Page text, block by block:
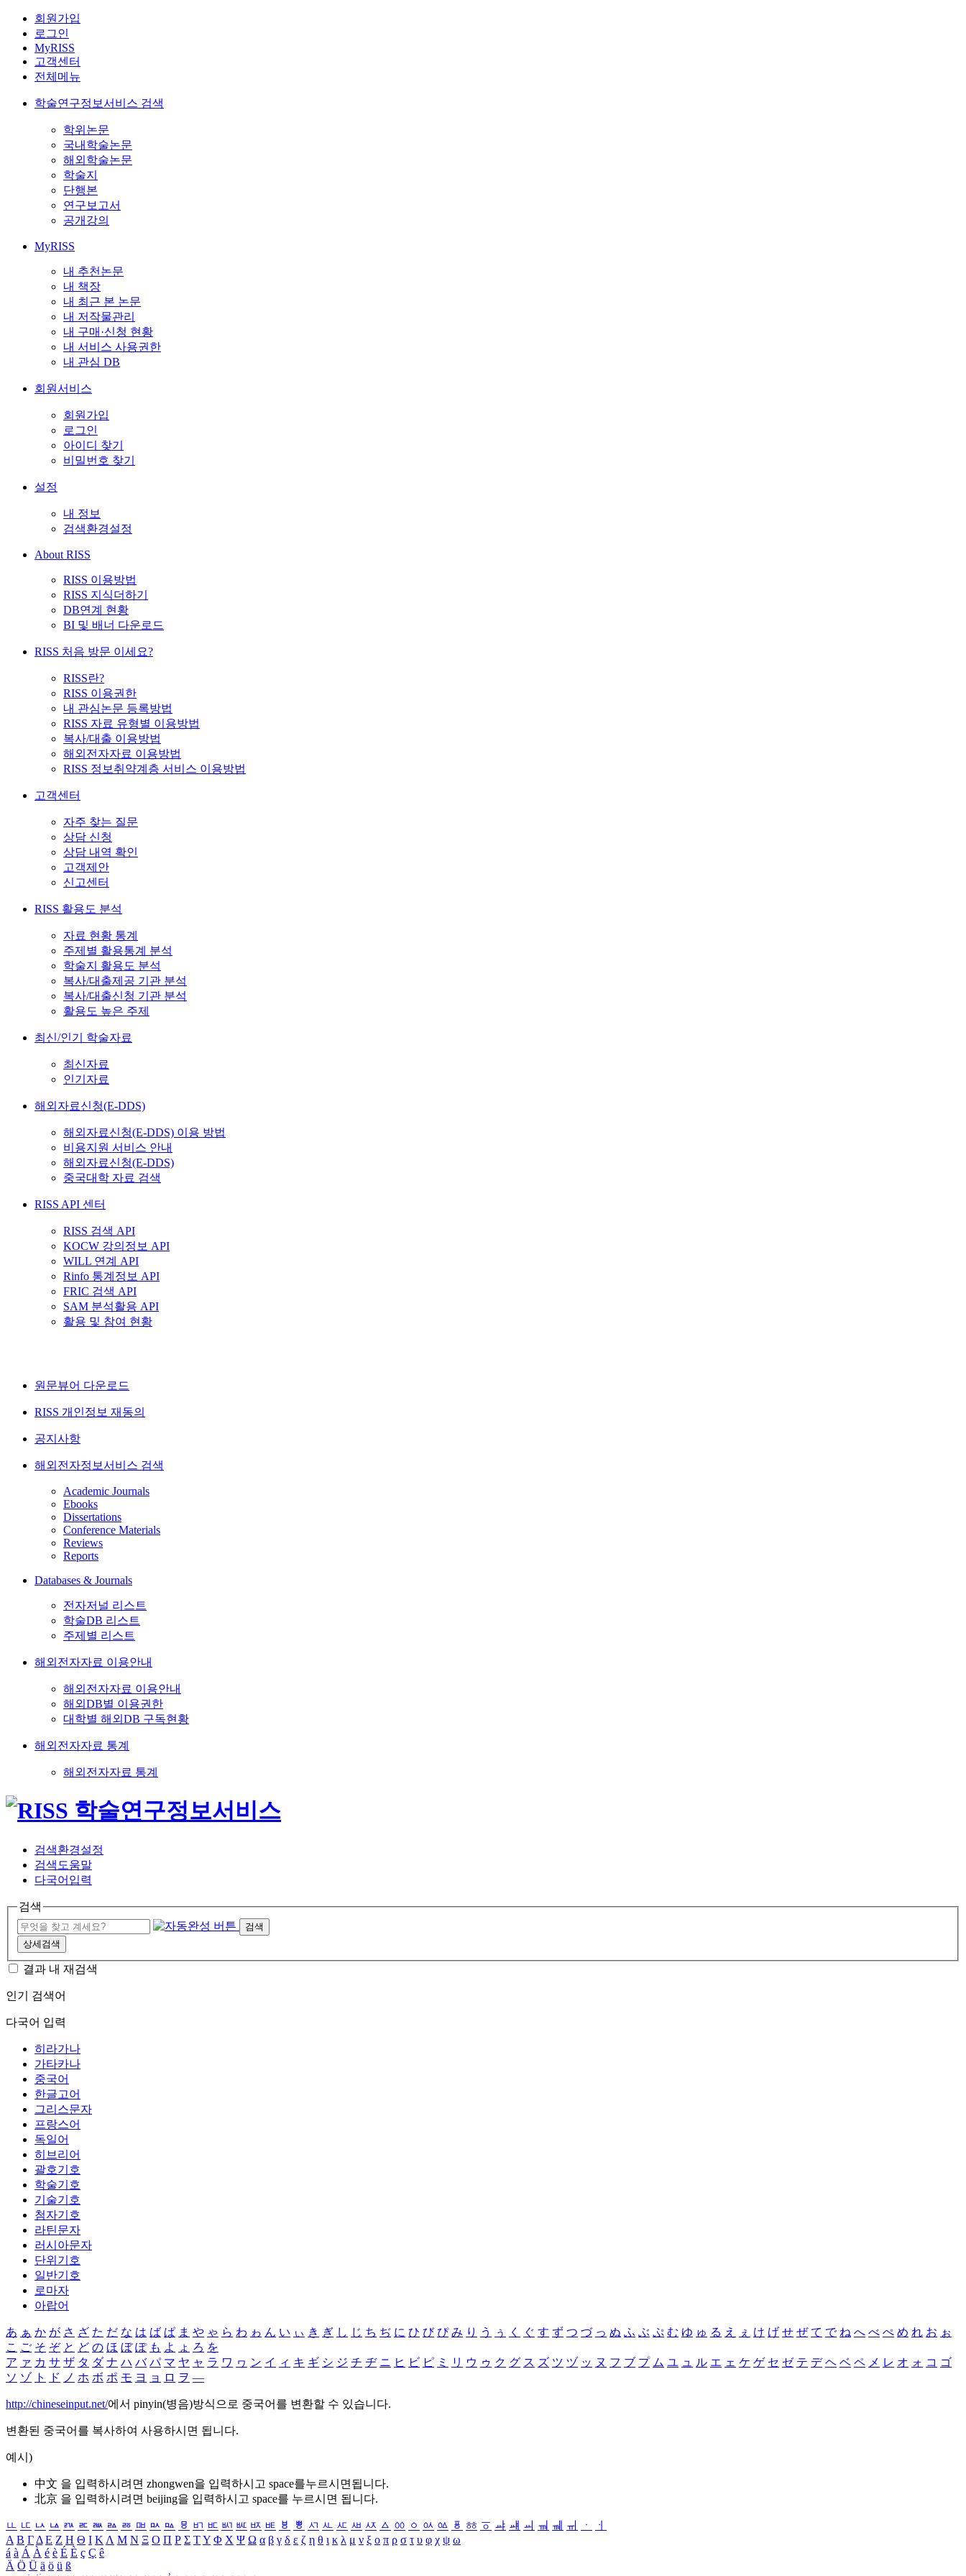
회원가입
로그인
MyRISS
고객센터
전체메뉴
학술연구정보서비스 검색
학위논문
국내학술논문
해외학술논문
학술지
단행본
연구보고서
공개강의
MyRISS
내 추천논문
내 책장
내 최근 본 논문
내 저작물관리
내 구매·신청 현황
내 서비스 사용권한
내 관심 DB
회원서비스
회원가입
로그인
아이디 찾기
비밀번호 찾기
설정
내 정보
검색환경설정
About RISS
RISS 이용방법
RISS 지식더하기
DB연계 현황
BI 및 배너 다운로드
RISS 처음 방문 이세요?
RISS란?
RISS 이용권한
내 관심논문 등록방법
RISS 자료 유형별 이용방법
복사/대출 이용방법
해외전자자료 이용방법
RISS 정보취약계층 서비스 이용방법
고객센터
자주 찾는 질문
상담 신청
상담 내역 확인
고객제안
신고센터
RISS 활용도 분석
자료 현황 통계
주제별 활용통계 분석
학술지 활용도 분석
복사/대출제공 기관 분석
복사/대출신청 기관 분석
활용도 높은 주제
최신/인기 학술자료
최신자료
인기자료
해외자료신청(E-DDS)
해외자료신청(E-DDS) 이용 방법
비용지원 서비스 안내
해외자료신청(E-DDS)
중국대학 자료 검색
RISS API 센터
RISS 검색 API
KOCW 강의정보 API
WILL 연계 API
Rinfo 통계정보 API
FRIC 검색 API
SAM 분석활용 API
활용 및 참여 현황
원문뷰어 다운로드
RISS 개인정보 재동의
공지사항
해외전자정보서비스 검색
Academic Journals
Ebooks
Dissertations
Conference Materials
Reviews
Reports
Databases & Journals
전자저널 리스트
학술DB 리스트
주제별 리스트
해외전자자료 이용안내
해외전자자료 이용안내
해외DB별 이용권한
대학별 해외DB 구독현황
해외전자자료 통계
해외전자자료 통계
검색환경설정
검색도움말
다국어입력
검색
검색
상세검색
결과 내 재검색
인기 검색어
다국어 입력
히라가나
가타카나
중국어
한글고어
그리스문자
프랑스어
독일어
히브리어
괄호기호
학술기호
기술기호
첨자기호
라틴문자
러시아문자
단위기호
일반기호
로마자
아랍어
あ ぁ か が さ ざ た だ な は ば ぱ ま や ゃ ら わ ゎ ん い ぃ き ぎ し じ ち ぢ に ひ び ぴ み り う ぅ く ぐ す ず つ づ っ ぬ ふ ぶ ぷ む ゆ ゅ る え ぇ け げ せ ぜ て で ね へ べ ぺ め れ お ぉ
こ ご そ ぞ と ど の ほ ぼ ぽ も よ ょ ろ を
ア ァ カ サ ザ タ ダ ナ ハ バ パ マ ヤ ャ ラ ワ ヮ ン イ ィ キ ギ シ ジ チ ヂ ニ ヒ ビ ピ ミ リ ウ ゥ ク グ ス ズ ツ ヅ ッ ヌ フ ブ プ ム ユ ュ ル エ ェ ケ ゲ セ ゼ テ デ ヘ ベ ペ メ レ オ ォ コ ゴ
ソ ゾ ト ド ノ ホ ボ ポ モ ヨ ョ ロ ヲ ―
http://chineseinput.net/에서 pinyin(병음)방식으로 중국어를 변환할 수 있습니다.
변환된 중국어를 복사하여 사용하시면 됩니다.
예시)
中文 을 입력하시려면 zhongwen을 입력하시고 space를누르시면됩니다.
北京 을 입력하시려면 beijing을 입력하시고 space를 누르시면 됩니다.
ㅥ ㅦ ㅧ ㅨ ㅩ ㅪ ㅫ ㅬ ㅭ ㅮ ㅯ ㅰ ㅱ ㅲ ㅳ ㅴ ㅵ ㅶ ㅷ ㅸ ㅹ ㅺ ㅻ ㅼ ㅽ ㅾ ㅿ ㆀ ㆁ ㆂ ㆃ ㆄ ㆅ ㆆ ㆇ ㆈ ㆉ ㆊ ㆋ ㆌ ㆍ
ㆎ
Α Β ΓΔ Ε Ζ Η Θ Ι ΚΛ Μ Ν Ξ Ο Π Ρ Σ ΤΥ Φ Χ Ψ Ω α β γ δ ε ζ η θ ι κ λ μ ν ξ ο π ρ σ τ υ φ χ ψ ω
á à Á À é è É È ç Ç ê
Ä Ö Ü ä ö ü ß